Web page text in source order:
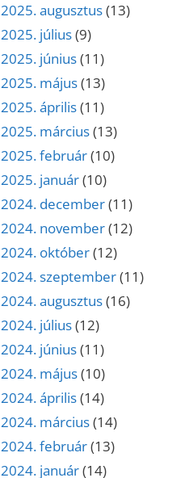
2025. augusztus(13)
2025. július(9)
2025. június(11)
2025. május(13)
2025. április(11)
2025. március(13)
2025. február(10)
2025. január(10)
2024. december(11)
2024. november(12)
2024. október(12)
2024. szeptember(11)
2024. augusztus(16)
2024. július(12)
2024. június(11)
2024. május(10)
2024. április(14)
2024. március(14)
2024. február(13)
2024. január(14)